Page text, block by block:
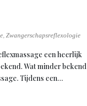
, Zwangerschapsreflexologie
een heerlijk
Wat minder bekend
Tijdens een…